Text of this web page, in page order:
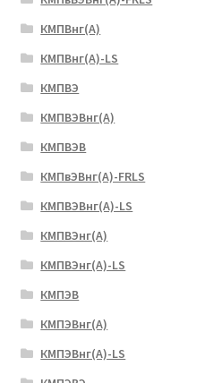
КМПВнг(А)
КМПВнг(А)-LS
КМПВЭ
КМПВЭBнг(А)
КМПВЭВ
КМПвЭВнг(А)-FRLS
КМПВЭВнг(А)-LS
КМПВЭнг(А)
КМПВЭнг(А)-LS
КМПЭВ
КМПЭВнг(А)
КМПЭВнг(А)-LS